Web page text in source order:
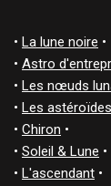
• La lune noire •
• Astro
• Les nœuds
• Les astéroïdes
• Chiron •
• Soleil & Lune •
• L'ascendant •